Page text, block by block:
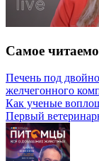
Самое
Печень под
желчегонного
Как ученые
Первый